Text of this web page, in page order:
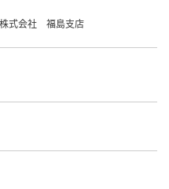
株式会社 福島支店